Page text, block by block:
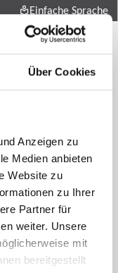
Über Cookies
Anzeigen zu
Medien anbieten
Website zu
zu Ihrer
Partner für
weiter. Unsere
mit
bereitgestellt
Einfache Sprache